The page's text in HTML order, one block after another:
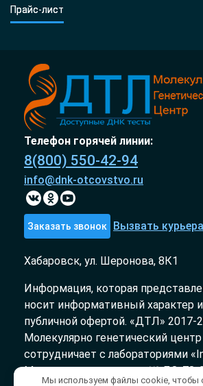
Прайс-лист
Телефон горячей линии:
8(800) 550-42-94
info@dnk-otcovstvo.ru
Заказать звонок Вызвать курьера
Хабаровск, ул. Шеронова, 8К1
Информация, которая
носит информативный характер
публичной офертой. «ДТЛ» 2017-
Молекулярно генетический
сотрудничает с лабораториями
Медицинская лицензия № ЛО-78-
Мы используем файлы cookie, чтобы